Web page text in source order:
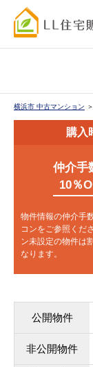
横浜市 中古マンション ＞
購入
仲介手
10％
物件情報の仲介手
コンをご参照くださ
ン未設定の物件は
なります。
公開物件
非公開物件